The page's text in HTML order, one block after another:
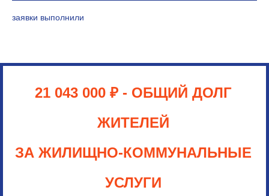
заявки выполнили
21 043 000 ₽ - ОБЩИЙ ДОЛГ
ЖИТЕЛЕЙ
ЗА ЖИЛИЩНО-КОММУНАЛЬНЫЕ
УСЛУГИ